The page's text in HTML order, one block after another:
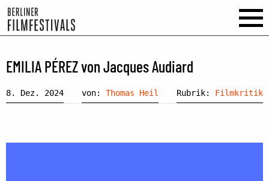
EMILIA PÉREZ von Jacques Audiard
8. Dez. 2024 von: Thomas Heil Rubrik: Filmkritik